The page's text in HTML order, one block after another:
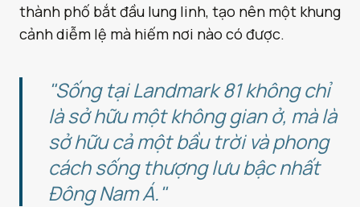
thành phố bắt đầu lung linh, tạo nên một khung
cảnh diễm lệ mà hiếm nơi nào có được.
"Sống tại Landmark 81 không chỉ
là sở hữu một không gian ở, mà là
sở hữu cả một bầu trời và phong
cách sống thượng lưu bậc nhất
Đông Nam Á."